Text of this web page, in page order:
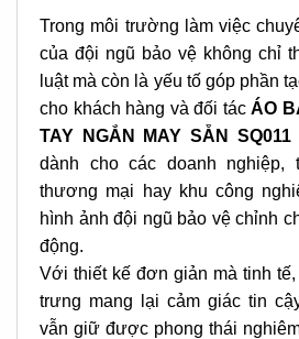
Trong môi trường làm việc
của đội ngũ bảo vệ không chỉ
luật mà còn là yếu tố góp phần
cho khách hàng và đối tác ÁO
TAY NGẮN MAY SẴN SQ011
dành cho các doanh nghiệp,
thương mại hay khu công
hình ảnh đội ngũ bảo vệ chỉnh
động.
Với thiết kế đơn giản mà tinh
trưng mang lại cảm giác tin
vẫn giữ được phong thái